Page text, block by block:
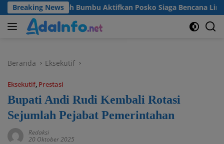
Langsung
ke
konten
Breaking News
Tanah Bumbu Aktifkan Posko Siaga Bencana Lintas
Beranda Eksekutif
Eksekutif, Prestasi
Bupati Andi Rudi Kembali Rotasi
Sejumlah Pejabat Pemerintahan
Redaksi
20 Oktober 2025